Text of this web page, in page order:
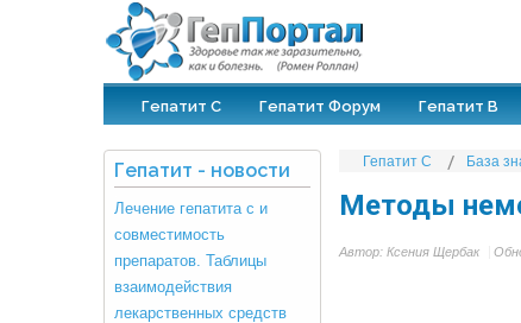
Гепатит С Гепатит Форум Гепатит В
Гепатит С База
Методы
Автор: Ксения Щербак
Гепатит - новости
Лечение гепатита с и
совместимость
препаратов. Таблицы
взаимодействия
лекарственных средств